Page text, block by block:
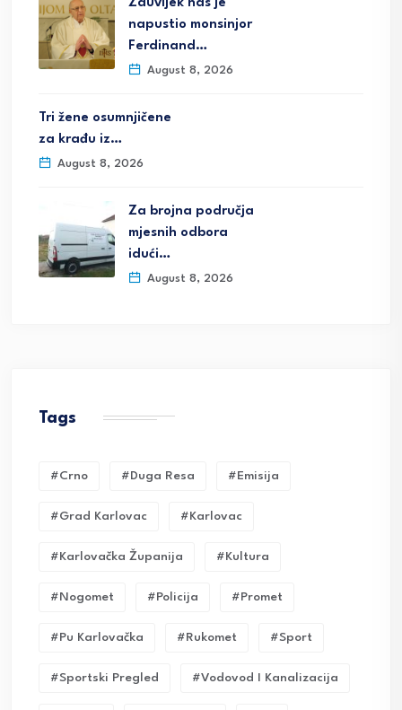
Zauvijek nas je
napustio monsinjor
Ferdinand…
August 8, 2026
Tri žene osumnjičene
za krađu iz…
August 8, 2026
Za brojna područja
mjesnih odbora
idući…
August 8, 2026
Tags
#crno #duga Resa #emisija
#grad Karlovac #karlovac
#karlovačka Županija #kultura
#nogomet #policija #promet
#pu Karlovačka #rukomet #sport
#sportski Pregled #vodovod I Kanalizacija